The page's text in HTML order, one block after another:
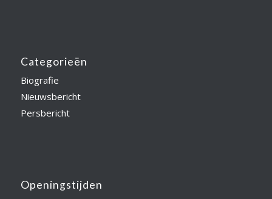
Categorieën
Biografie
Nieuwsbericht
Persbericht
Openingstijden